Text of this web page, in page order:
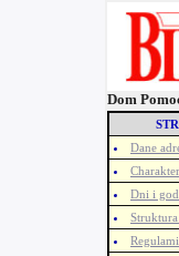
Dom
Dane
Dni i